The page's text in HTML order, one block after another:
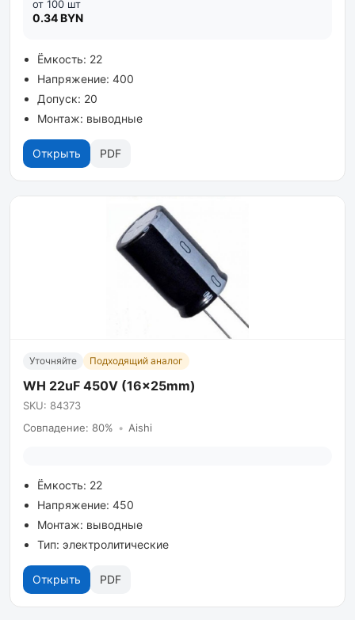
от 100 шт
0.34 BYN
Ёмкость: 22
Напряжение: 400
Допуск: 20
Монтаж: выводные
Открыть PDF
Уточняйте Подходящий аналог
WH 22uF 450V (16x25mm)
SKU: 84373
Совпадение: 80% • Aishi
Ёмкость: 22
Напряжение: 450
Монтаж: выводные
Тип: электролитические
Открыть PDF